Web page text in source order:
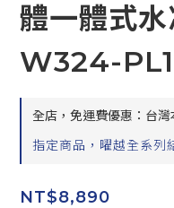
體一體式
W324-
全店，免運費優惠：台
指定商品，曜越全系列
NT$8,890